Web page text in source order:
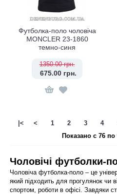
Футболка-поло чоловіча
MONCLER 23-1860
темно-синя
1350.00 грн.
675.00 грн.
|< < 1 2 3 4
Показано с 76 по
Чоловічі футболки-
Чоловіча футболка-поло – це
який підходить для прогулянок чи
спортом, роботи в офісі. Завдяки